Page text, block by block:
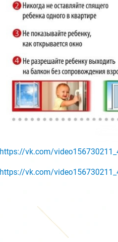
https://vk.com/
https://vk.com/